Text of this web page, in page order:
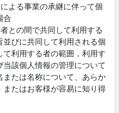
よる事業の承継に伴って個
合
との間で共同して利用する
びに共同して利用される個
て利用する者の範囲，利用す
該個人情報の管理について
たは名称について、あらか
またはお客様が容易に知り得